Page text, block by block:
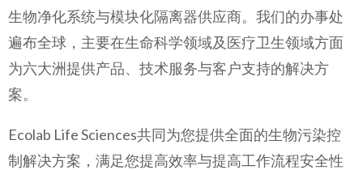
生物净化系统与模块化隔离器供应商。我们的办事处
遍布全球，主要在生命科学领域及医疗卫生领域方面
为六大洲提供产品、技术服务与客户支持的解决方
案。
Ecolab Life Sciences共同为您提供全面的生物污染控
制解决方案，满足您提高效率与提高工作流程安全性